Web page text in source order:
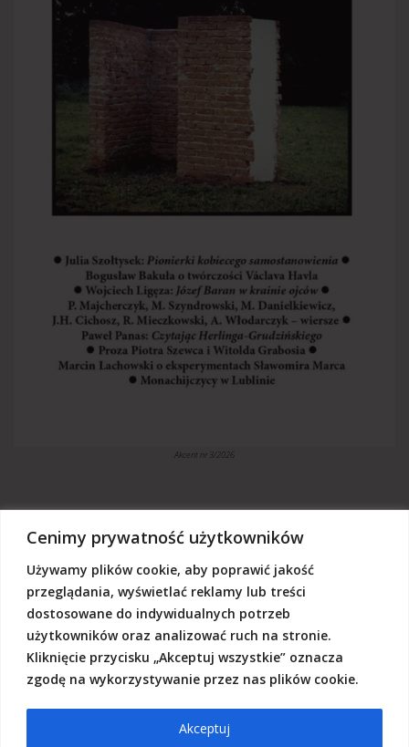
Cenimy prywatność użytkowników
Używamy plików cookie, aby poprawić jakość
przeglądania, wyświetlać reklamy lub treści
dostosowane do indywidualnych potrzeb
użytkowników oraz analizować ruch na stronie.
Kliknięcie przycisku „Akceptuj wszystkie” oznacza
zgodę na wykorzystywanie przez nas plików cookie.
Akceptuj
Akcent nr 3/2026
„Akcent” jest czasopismem niezależnym, utrzymujemy się z dotacji
budżetowych oraz darowizn. Będziemy wdzięczni, jeśli zechcą nas
Państwo wesprzeć dowolną kwotą.
Wschodnia Fundacja Kultury „Akcent”, ul. Grodzka 3, 20-112 Lublin
Nr rachunku:50124015031111000017528667
(z dopiskiem: Darowizna na działalność statutową Wschodniej
Fundacji Kultury Akcent w sferze pożytku publicznego)